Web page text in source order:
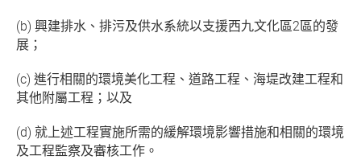
(b) 興建排水、排污及供水系統以支援西九文化區2區的發
展；
(c) 進行相關的環境美化工程、道路工程、海堤改建工程和
其他附屬工程；以及
(d) 就上述工程實施所需的緩解環境影響措施和相關的環境
及工程監察及審核工作。